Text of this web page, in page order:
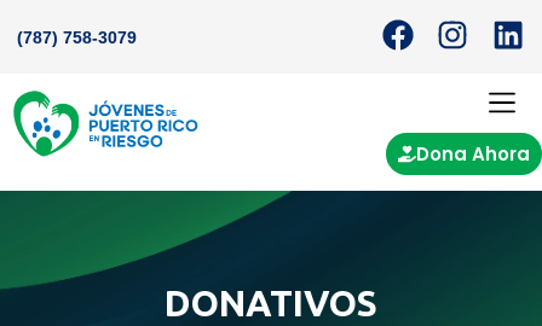
(787) 758-3079
Dona Ahora
DONATIVOS